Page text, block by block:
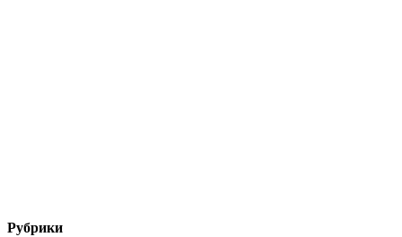
Рубрики